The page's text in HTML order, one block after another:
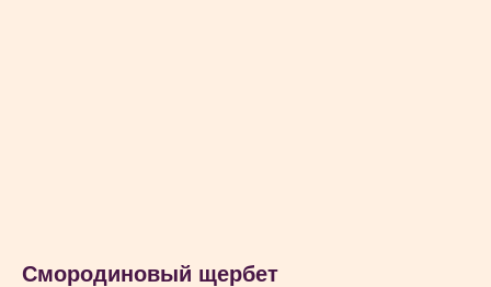
Смородиновый щербет